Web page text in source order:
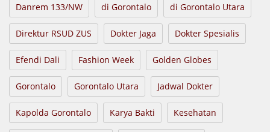
Danrem 133/NW di Gorontalo di Gorontalo Utara
Direktur RSUD ZUS Dokter Jaga Dokter Spesialis
Efendi Dali Fashion Week Golden Globes
Gorontalo Gorontalo Utara Jadwal Dokter
Kapolda Gorontalo Karya Bakti Kesehatan